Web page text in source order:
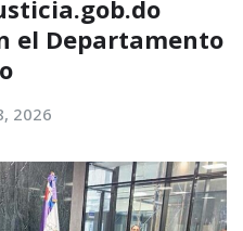
el Departamento
2026